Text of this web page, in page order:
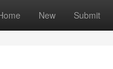
New Submit